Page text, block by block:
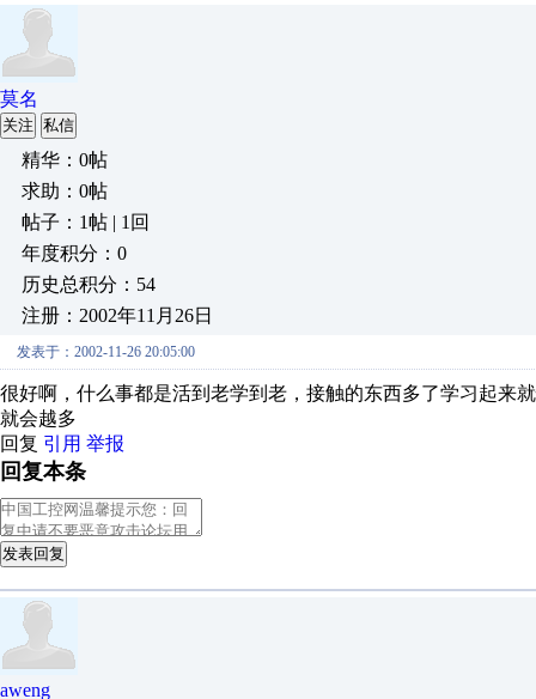
莫名
关注 私信
精华：0帖
求助：0帖
帖子：1帖 | 1回
年度积分：0
历史总积分：54
注册：2002年11月26日
发表于：2002-11-26 20:05:00
很好啊，什么事都是活到老学到老，接触的东西多了学习起来
就会越多
回复 引用 举报
回复本条
发表回复
aweng